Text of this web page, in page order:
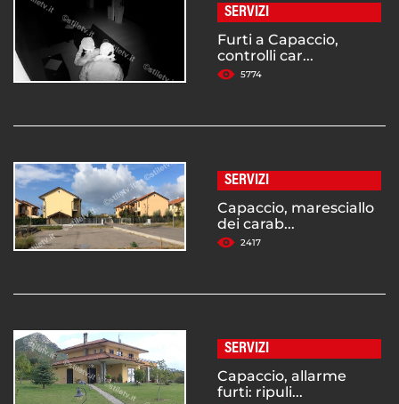
SERVIZI
Furti a Capaccio,
controlli car...
5774
SERVIZI
Capaccio, maresciallo
dei carab...
2417
SERVIZI
Capaccio, allarme
furti: ripuli...